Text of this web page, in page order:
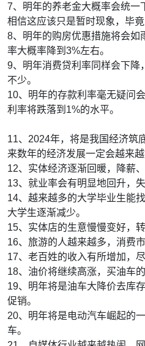
7、明年的养老金大概率会统一
相信这应该只是暂时现象，毕
8、明年的购房优惠措施将会如
率大概率降到3%左右。
9、明年消费贷利率同样会下降
不少。
10、明年的存款利率毫无疑问
利率将跌落到1%的水平。
11、2024年，将是我国经济筑
来数年的经济发展一定会越来越
12、实体经济逐渐回暖，降薪
13、就业率会有明显地回升，
14、越来越多的大学毕业生能
大学生逐渐减少。
15、实体店的生意慢慢变好，
16、旅游的人越来越多，消费
17、老百姓的收入有所增加，
18、油价将继续高涨，买油车
19、明年将是油车大降价去库
促销。
20、明年将是电动汽车崛起的
车。